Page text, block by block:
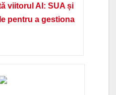
viitorul AI: SUA și
pentru a gestiona